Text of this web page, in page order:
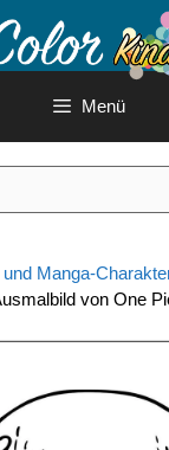
Menü
Manga-
von One